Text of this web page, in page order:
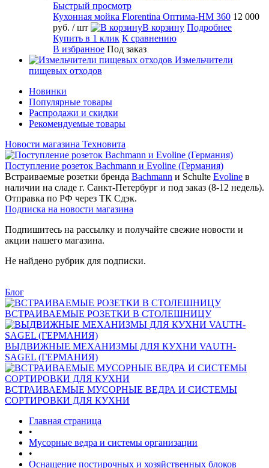
Быстрый просмотр
Кухонная мойка Florentina Оптима-HM 360 12 000
руб. / шт В корзину Подробнее
Купить в 1 клик К сравнению
В избранное Под заказ
Измельчители
пищевых отходов
Новинки
Популярные товары
Распродажи и скидки
Рекомендуемые товары
Новости магазина Техновита
Поступление розеток Bachmann и Evoline (Германия)
Встраиваемые розетки бренда Bachmann и Schulte Evoline в
наличии на сладе г. Санкт-Петербург и под заказ (8-12 недель).
Отправка по РФ через ТК Сдэк.
Подписка на новости магазина
Подпишитесь на рассылку и получайте свежие новости и
акции нашего магазина.
Не найдено рубрик для подписки.
Блог
ВСТРАИВАЕМЫЕ РОЗЕТКИ В СТОЛЕШНИЦУ
ВЫДВИЖНЫЕ МЕХАНИЗМЫ ДЛЯ КУХНИ VAUTH-
SAGEL (ГЕРМАНИЯ)
ВСТРАИВАЕМЫЕ МУСОРНЫЕ ВЕДРА И СИСТЕМЫ
СОРТИРОВКИ ДЛЯ КУХНИ
Главная страница
•
Мусорные ведра и системы организации
•
Оснащение постирочных и хозяйственных блоков